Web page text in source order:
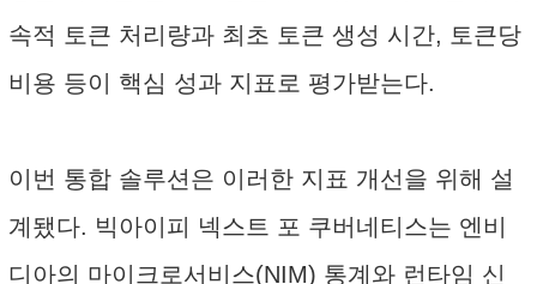
속적 토큰 처리량과 최초 토큰 생성 시간, 토큰당
비용 등이 핵심 성과 지표로 평가받는다.
이번 통합 솔루션은 이러한 지표 개선을 위해 설
계됐다. 빅아이피 넥스트 포 쿠버네티스는 엔비
디아의 마이크로서비스(NIM) 통계와 런타임 신